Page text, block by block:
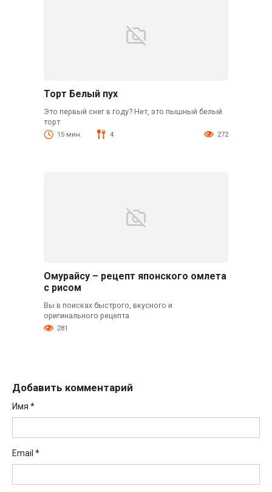
Торт Белый пух
Это первый снег в году? Нет, это пышный белый
торт
15 мин. 4 272
Омурайсу – рецепт японского омлета
с рисом
Вы в поисках быстрого, вкусного и
оригинального рецепта
281
Добавить комментарий
Имя *
Email *